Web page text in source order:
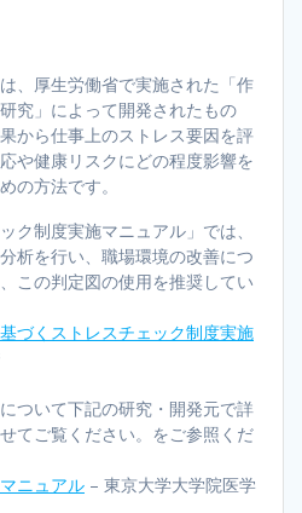
、厚生労働省で実施された「作
究」によって開発されたもの
から仕事上のストレス要因を評
や健康リスクにどの程度影響を
の方法です。
ク制度実施マニュアル」では、
析を行い、職場環境の改善につ
この判定図の使用を推奨してい
づくストレスチェック制度実施
ついて下記の研究・開発元で詳
てご覧ください。をご参照くだ
ニュアル – 東京大学大学院医学